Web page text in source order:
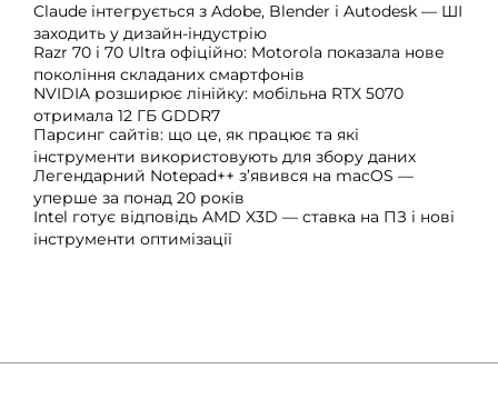
Claude інтегрується з Adobe, Blender і Autodesk — ШІ
заходить у дизайн-індустрію
Razr 70 і 70 Ultra офіційно: Motorola показала нове
покоління складаних смартфонів
NVIDIA розширює лінійку: мобільна RTX 5070
отримала 12 ГБ GDDR7
Парсинг сайтів: що це, як працює та які
інструменти використовують для збору даних
Легендарний Notepad++ з’явився на macOS —
уперше за понад 20 років
Intel готує відповідь AMD X3D — ставка на ПЗ і нові
інструменти оптимізації